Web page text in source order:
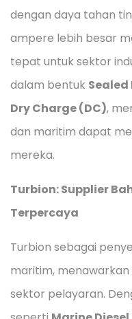
dengan daya tahan
ampere lebih besar
tepat untuk sektor
dalam bentuk Sealed
Dry Charge (DC),
dan maritim dapat
mereka.
Turbion: Supplier
Terpercaya
Turbion sebagai
maritim, menawarkan
sektor pelayaran.